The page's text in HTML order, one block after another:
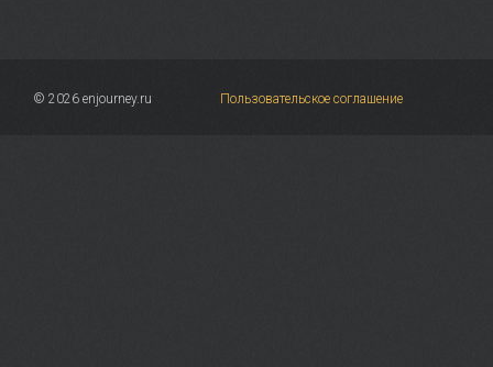
© 2026 enjourney.ru Пользовательское соглашение